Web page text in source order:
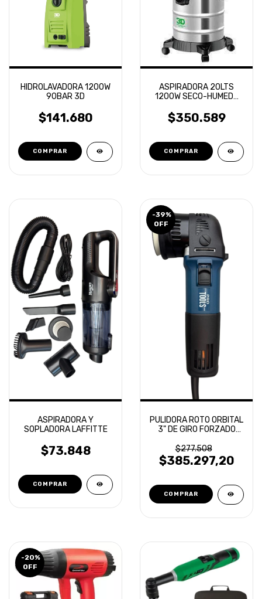
HIDROLAVADORA 1200W
90BAR 3D
$141.680
ASPIRADORA 20LTS
1200W SECO-HUMEDO
$350.589
ASPIRADORA Y
SOPLADORA LAFFITTE
$73.848
-39%
OFF
PULIDORA ROTO ORBITAL
3" DE GIRO FORZADO
01
$277.508
$385.297,20
-20%
OFF